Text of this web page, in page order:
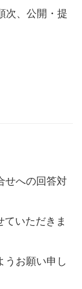
次、公開・提
せへの回答対
ていただきま
うお願い申し